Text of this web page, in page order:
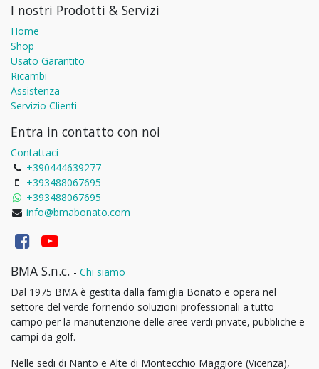
I nostri Prodotti & Servizi
Home
Shop
Usato Garantito
Ricambi
Assistenza
Servizio Clienti
Entra in contatto con noi
Contattaci
+390444639277
+393488067695
+393488067695
info@bmabonato.com
BMA S.n.c. - Chi siamo
Dal 1975 BMA è gestita dalla famiglia Bonato e opera nel
settore del verde fornendo soluzioni professionali a tutto
campo per la manutenzione delle aree verdi private, pubbliche e
campi da golf.
Nelle sedi di Nanto e Alte di Montecchio Maggiore (Vicenza),